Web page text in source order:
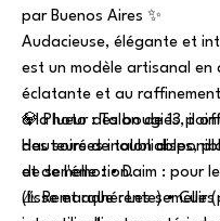
par Buenos Aires ✨
Audacieuse, élégante et
est un modèle artisanal en
éclatante et au
à la lueur des bougies, il
des soirées inoubliables,
et de l'émotion.
💎 Photo : Talon de 13
Hauteurs de talon
de semelle : • Daim : pour
(lisse et adhérente) • Cuir
⚠️ Remarque : Les